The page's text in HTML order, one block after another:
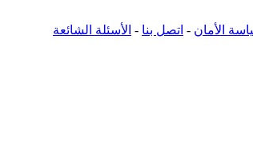
الأمان - اتصل بنا - الأسئلة الشائعة